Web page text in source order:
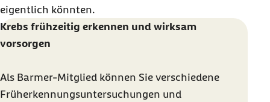
eigentlich könnten.
Krebs frühzeitig erkennen und wirksam
vorsorgen
Als Barmer-Mitglied können Sie verschiedene
Früherkennungsuntersuchungen und